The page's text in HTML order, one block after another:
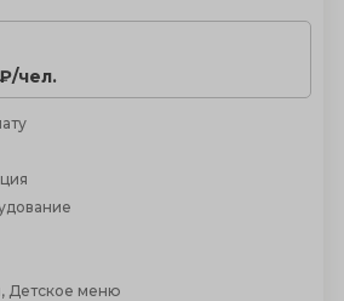
чел.
Детское меню